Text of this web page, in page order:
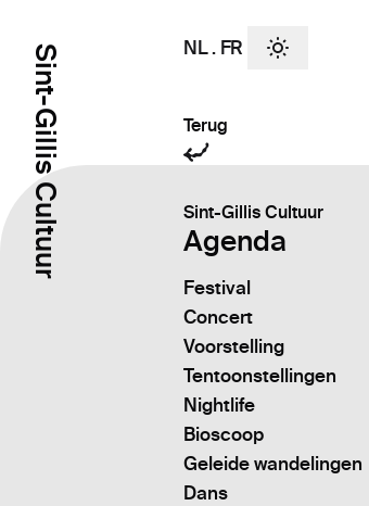
Sint-Gillis Cultuur NL . FR
Terug
Sint-Gillis Cultuur
Agenda
Festival
Concert
Voorstelling
Tentoonstellingen
Nightlife
Bioscoop
Geleide wandelingen
Dans